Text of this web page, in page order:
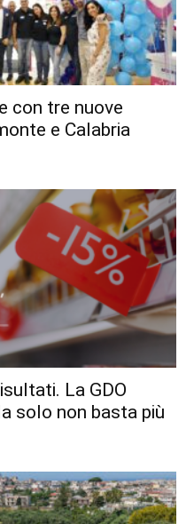
con tre nuove
e Calabria
La GDO
solo non basta più